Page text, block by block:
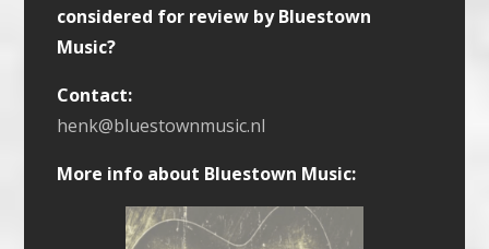
considered for review by Bluestown
Music?
Contact:
henk@bluestownmusic.nl
More info about Bluestown Music: